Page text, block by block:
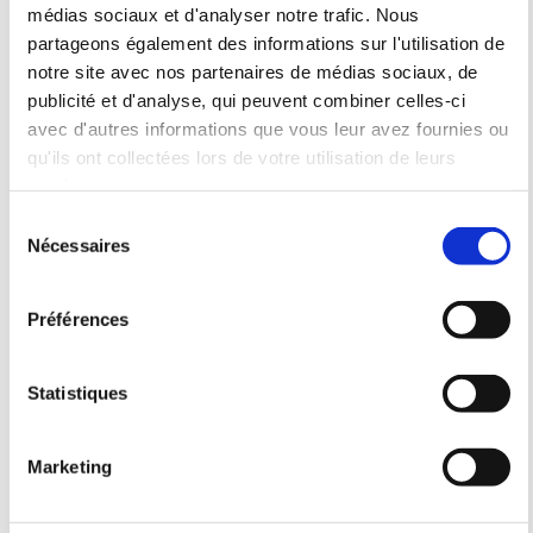
médias sociaux et d'analyser notre trafic. Nous
partageons également des informations sur l'utilisation de
notre site avec nos partenaires de médias sociaux, de
publicité et d'analyse, qui peuvent combiner celles-ci
avec d'autres informations que vous leur avez fournies ou
qu'ils ont collectées lors de votre utilisation de leurs
Nécessaires
Préférences
Statistiques
Marketing
Pâté de campagne
Soupe (chaude ou froide selon la
saison)
Plateau de pâtés
Salade Gasconne
Foie gras mi-cuit de canard
Agneau de la ferme à la plancha